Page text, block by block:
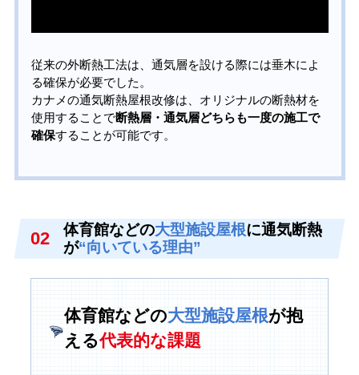
従来の外断熱工法は、通気層を設ける際には垂木によ
る確保が必要でした。
カナメの通気断熱屋根改修は、オリジナルの断熱材を
使用することで断熱層・通気層どちらも一度の施工で
確保することが可能です。
02 体育館などの大型施設屋根に通気断熱
が“向いている理由”
体育館などの大型施設屋根が抱
える代表的な課題